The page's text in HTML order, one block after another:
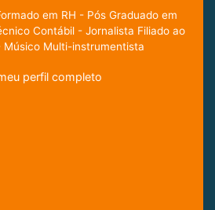
em RH - Pós Graduado em
Contábil - Jornalista Filiado ao
Músico Multi-instrumentista
perfil completo